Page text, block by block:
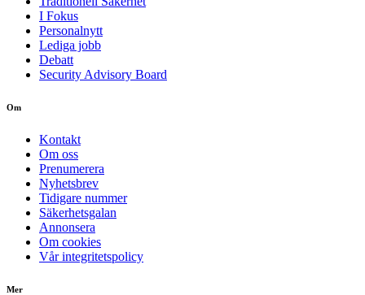
I Fokus
Personalnytt
Lediga jobb
Debatt
Security Advisory Board
Om
Kontakt
Om oss
Prenumerera
Nyhetsbrev
Tidigare nummer
Säkerhetsgalan
Annonsera
Om cookies
Vår integritetspolicy
Mer